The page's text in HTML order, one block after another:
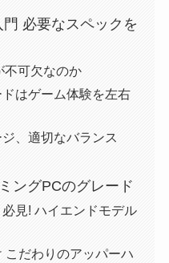
必要なスペックを
不可欠なのか
はゲーム体験を左右
、適切なバランス
ングPCのグレード
見! ハイエンドモデル
こだわりのアッパーハ